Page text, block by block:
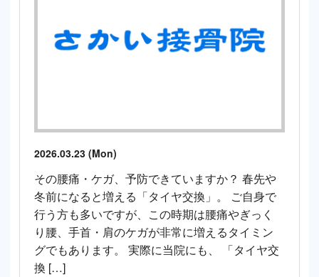
2026.03.23 (Mon)
その腰痛・ケガ、予防できていますか？ 春先や
冬前になると増える「タイヤ交換」。 ご自身で
行う方も多いですが、この時期は腰痛やぎっく
り腰、手首・肩のケガが非常に増えるタイミン
グでもあります。 実際に当院にも、 「タイヤ交
換 […]